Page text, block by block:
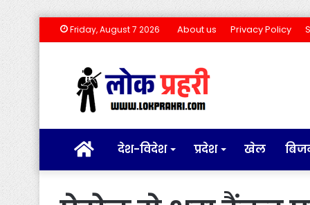
Friday, August 7 2026 About us Privacy Policy
होम देश-विदेश प्रदेश खेल